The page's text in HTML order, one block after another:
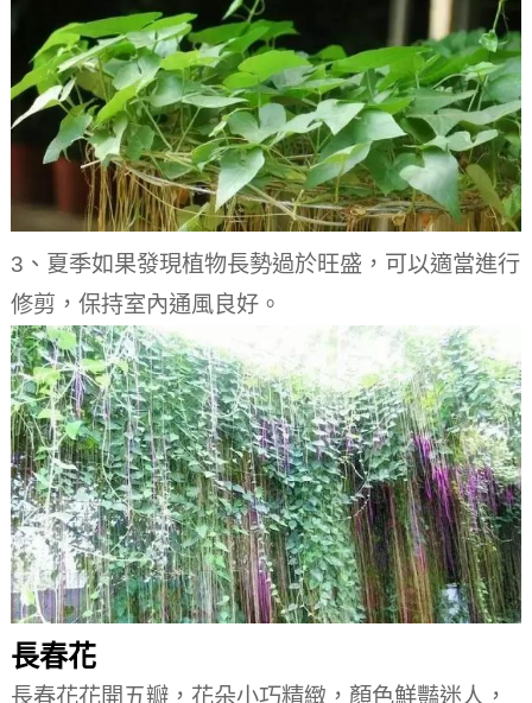
3、夏季如果發現植物長勢過於旺盛，可以適當進行
修剪，保持室內通風良好。
長春花
長春花花開五瓣，花朵小巧精緻，顏色鮮豔迷人，